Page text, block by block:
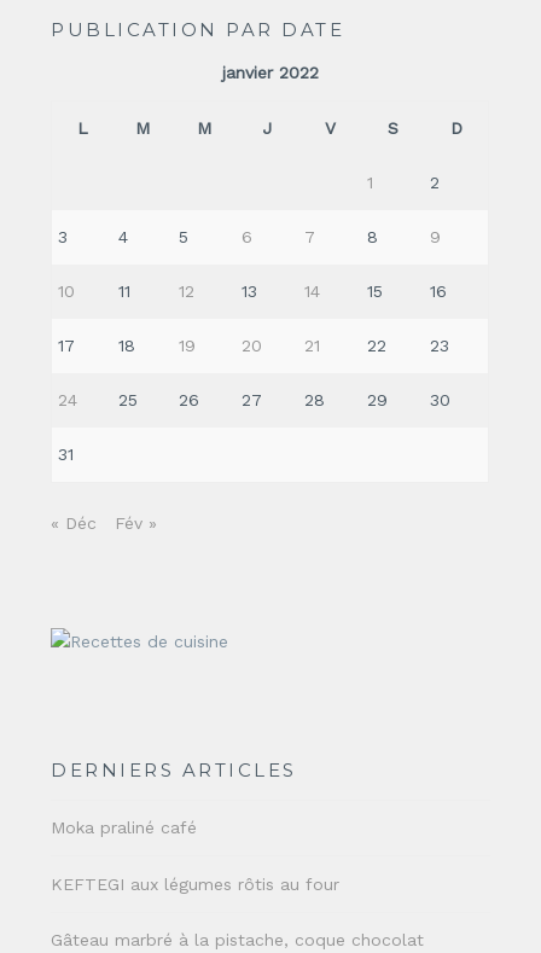
PUBLICATION PAR DATE
janvier 2022
L M M J V S D
1 2
3 4 5 6 7 8 9
10 11 12 13 14 15 16
17 18 19 20 21 22 23
24 25 26 27 28 29 30
31
« Déc Fév »
DERNIERS ARTICLES
Moka praliné café
KEFTEGI aux légumes rôtis au four
Gâteau marbré à la pistache, coque chocolat